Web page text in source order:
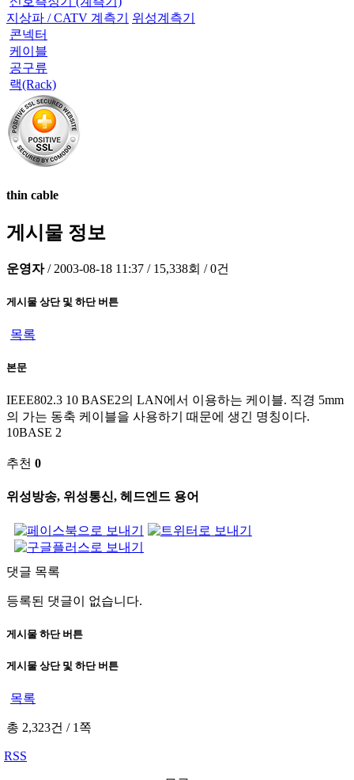
지상파 / CATV 계측기
위성계측기
콘넥터
케이블
공구류
랙(Rack)
thin cable
게시물 정보
운영자 / 2003-08-18 11:37 / 15,338회 / 0건
게시물 상단 및 하단 버튼
목록
본문
IEEE802.3 10 BASE2의 LAN에서 이용하는 케이블. 직경 5mm
의 가는 동축 케이블을 사용하기 때문에 생긴 명칭이다.
10BASE 2
추천 0
위성방송, 위성통신, 헤드엔드 용어
댓글 목록
등록된 댓글이 없습니다.
게시물 하단 버튼
게시물 상단 및 하단 버튼
목록
총 2,323건 /1쪽
RSS